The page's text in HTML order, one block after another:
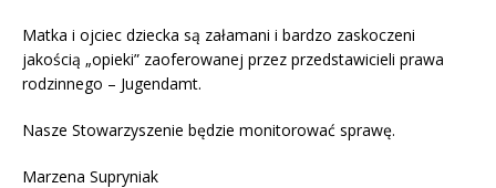
Matka i ojciec dziecka są załamani i bardzo zaskoczeni
jakością „opieki” zaoferowanej przez przedstawicieli prawa
rodzinnego – Jugendamt.
Nasze Stowarzyszenie będzie monitorować sprawę.
Marzena Supryniak